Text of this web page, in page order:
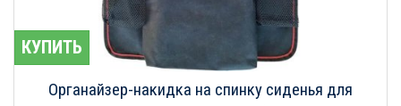
КУПИТЬ
Органайзер-накидка на спинку сиденья для